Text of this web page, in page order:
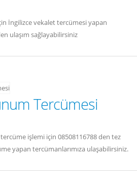
İngilizce vekalet tercümesi yapan
ulaşım sağlayabilirsiniz
Tercümesi
işlemi için 08508116788 den tez
yapan tercümanlarımıza ulaşabilirsiniz.